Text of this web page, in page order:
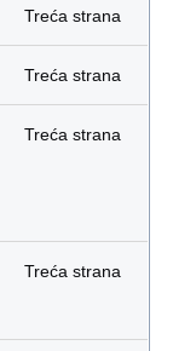
Treća strana
Treća strana
Treća strana
Treća strana